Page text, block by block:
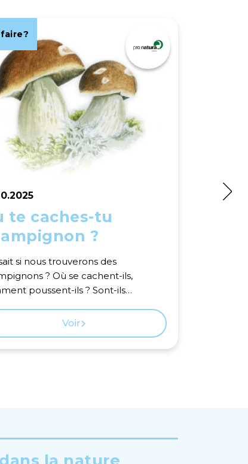
te caches-tu
?
si nous trouverons des
? Où se cachent-ils,
poussent-ils ? Sont-ils
Voir